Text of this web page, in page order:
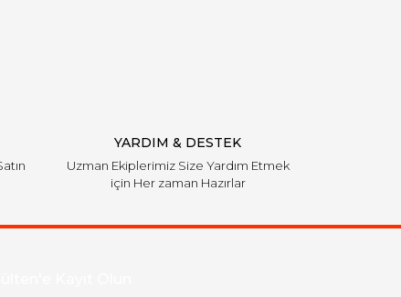
YARDIM & DESTEK
Uzman Ekiplerimiz Size Yardım Etmek
için Her zaman Hazırlar